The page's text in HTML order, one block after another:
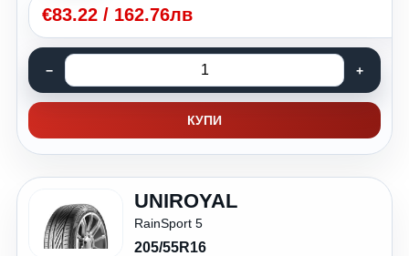
€83.22 / 162.76лв
КУПИ
UNIROYAL
RainSport 5
205/55R16